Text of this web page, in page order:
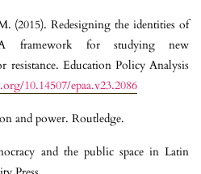
(2015). Redesigning the identities of
framework for studying new
resistance. Education Policy Analysis
10.14507/epaa.v23.2086
and power. Routledge.
and the public space in Latin